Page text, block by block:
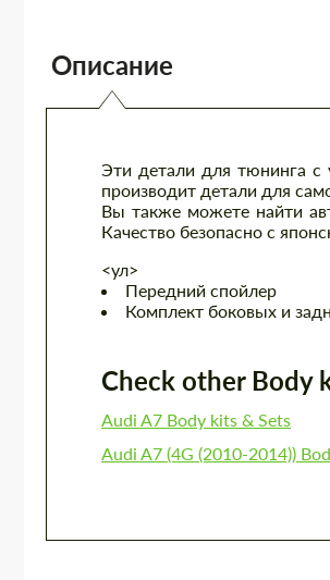
Описание
Эти детали для тюнинга с
производит детали для
Вы также можете найти
Качество безопасно с
<ул>
Передний спойлер
Комплект боковых и
Check other Body
Audi A7 Body kits & Sets
Audi A7 (4G (2010-2014))